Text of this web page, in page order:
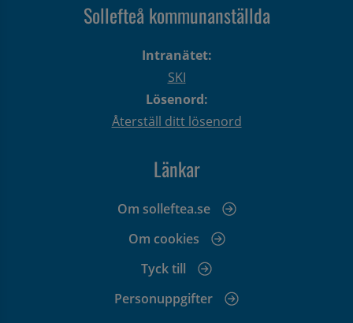
Sollefteå kommunanställda
Intranätet:
SKI
Lösenord:
Återställ ditt lösenord
Länkar
Om solleftea.se
Om cookies
Tyck till
Personuppgifter